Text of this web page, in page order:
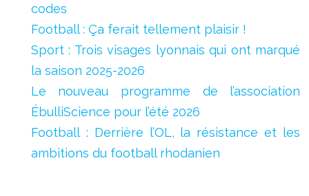
codes
Football : Ça ferait tellement plaisir !
Sport : Trois visages lyonnais qui ont marqué
la saison 2025-2026
Le nouveau programme de l’association
ÉbulliScience pour l’été 2026
Football : Derrière l’OL, la résistance et les
ambitions du football rhodanien